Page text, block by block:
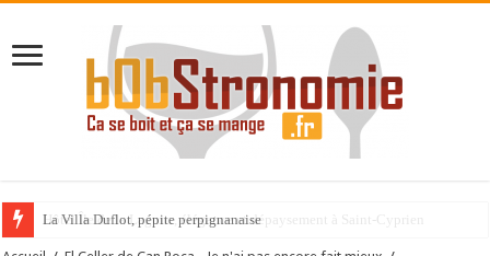
La Villa Duflot, pépite perpignanaise